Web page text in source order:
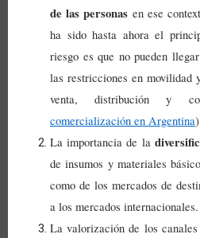
de las personas en ese
ha sido hasta ahora el
riesgo es que no pueden
las restricciones en movilidad
venta, distribución y
comercialización en Argentina
La importancia de la
de insumos y materiales
como de los mercados de
a los mercados internacionales.
Lavalorización de los